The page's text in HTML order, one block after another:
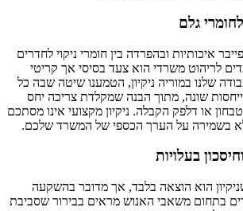
גלם
איכותיות ובהפרדה בין חומרי ניקוי לחדרים
לריהוט משרדי הוא צעד בסיסי אך קריטי
שלנו במוריה ניקיון, הטמענו שיטה שבה כל
שונה, מתוך הבנה שמקלדת צריכה יחס
או דלפק הקבלה. ניקיון מקצועי אינו מסתכם
בשמירה על הערך הכספי של המשרד שלכם.
בעלויות
הוא הוצאה בלבד, אך מדובר בהשקעה
בתחום משאבי האנוש מראים בבירור שסביבת